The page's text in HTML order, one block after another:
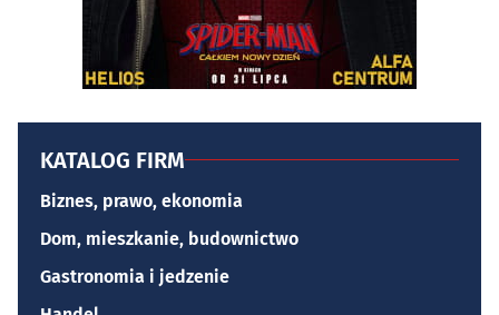
KATALOG FIRM
Biznes, prawo, ekonomia
Dom, mieszkanie, budownictwo
Gastronomia i jedzenie